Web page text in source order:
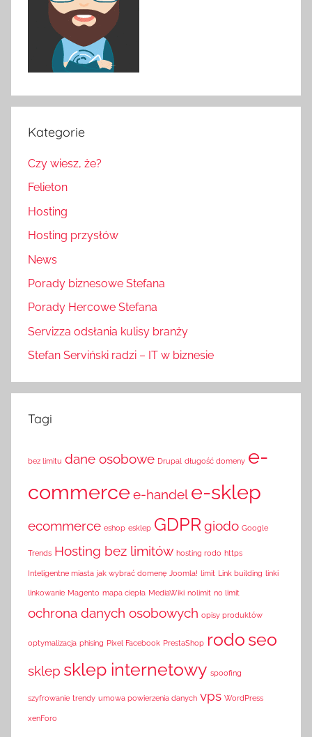
Kategorie
Czy wiesz, że?
Felieton
Hosting
Hosting przysłów
News
Porady biznesowe Stefana
Porady Hercowe Stefana
Servizza odsłania kulisy branży
Stefan Serviński radzi – IT w biznesie
Tagi
bez limitu dane osobowe Drupal długość domeny e-
commercee-handel e-sklep
ecommerce eshop esklep GDPRgiodo Google
Trends Hosting bez limitów hosting rodo https
Inteligentne miasta jak wybrać domenę Joomla! limit Link building linki
linkowanie Magento mapa ciepła MediaWiki nolimit no limit
ochrona danych osobowych opisy produktów
optymalizacja phising Pixel Facebook PrestaShop rodo seo
sklep sklep internetowy spoofing
szyfrowanie trendy umowa powierzenia danych vps WordPress
xenForo